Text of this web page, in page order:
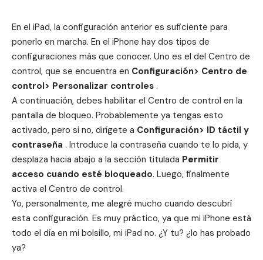
En el iPad, la configuración anterior es suficiente para
ponerlo en marcha. En el iPhone hay dos tipos de
configuraciones más que conocer. Uno es el del Centro de
control, que se encuentra en Configuración> Centro de
control> Personalizar controles .
A continuación, debes habilitar el Centro de control en la
pantalla de bloqueo. Probablemente ya tengas esto
activado, pero si no, dirígete a Configuración> ID táctil y
contraseña . Introduce la contraseña cuando te lo pida, y
desplaza hacia abajo a la sección titulada Permitir
acceso cuando esté bloqueado. Luego, finalmente
activa el Centro de control.
Yo, personalmente, me alegré mucho cuando descubrí
esta configuración. Es muy práctico, ya que mi iPhone está
todo el día en mi bolsillo, mi iPad no. ¿Y tu? ¿lo has probado
ya?